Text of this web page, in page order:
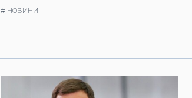
# НОВИНИ